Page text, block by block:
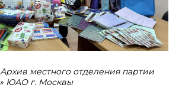
местного отделения партии
ЮАО г. Москвы